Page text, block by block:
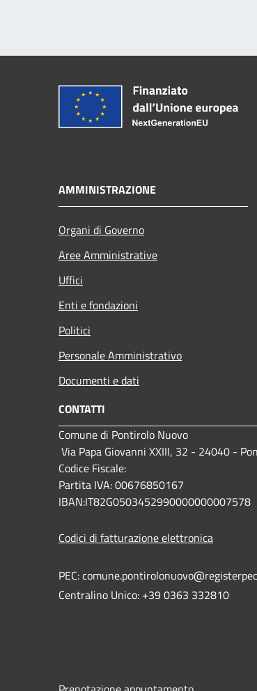
AMMINISTRAZIONE
Organi di Governo
Aree Amministrative
Uffici
Enti e fondazioni
Politici
Personale Amministrativo
Documenti e dati
CONTATTI
Comune di Pontirolo Nuovo
Via Papa Giovanni XXIII, 32 - 24040 -
Codice Fiscale:
Partita IVA: 00676850167
IBAN:IT82G0503452990000000007578
Codici di fatturazione elettronica
PEC:
Centralino Unico: +39 0363 332810